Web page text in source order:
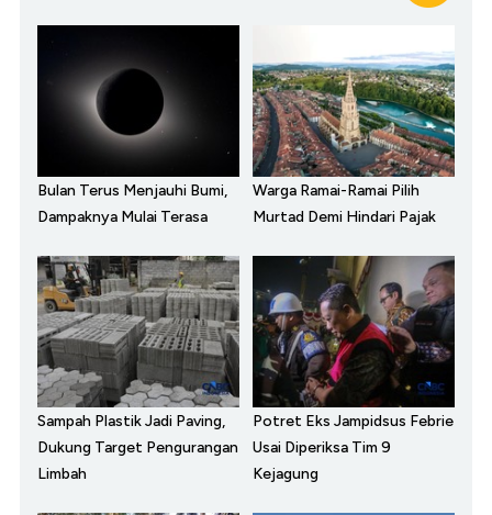
Bulan Terus Menjauhi Bumi,
Dampaknya Mulai Terasa
Warga Ramai-Ramai Pilih
Murtad Demi Hindari Pajak
Sampah Plastik Jadi Paving,
Dukung Target Pengurangan
Limbah
Potret Eks Jampidsus Febrie
Usai Diperiksa Tim 9
Kejagung